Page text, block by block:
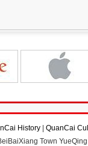
History
QuanCai
Town